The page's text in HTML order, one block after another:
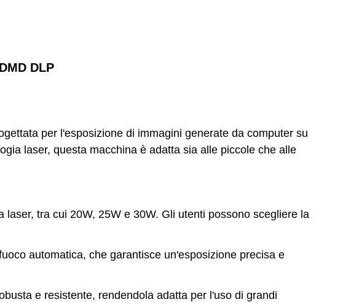
DLP
per l'esposizione di immagini generate da computer su
laser, questa macchina è adatta sia alle piccole che alle
tra cui 20W, 25W e 30W. Gli utenti possono scegliere la
automatica, che garantisce un'esposizione precisa e
e resistente, rendendola adatta per l'uso di grandi